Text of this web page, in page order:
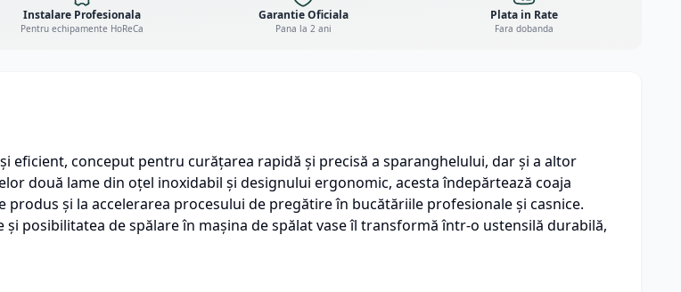
Instalare Profesionala
Pentru echipamente HoReCa
Garantie Oficiala
Pana la 2 ani
Plata in Rate
Fara dobanda
eficient, conceput pentru curățarea rapidă și precisă a sparanghelului, dar și a altor
două lame din oțel inoxidabil și designului ergonomic, acesta îndepărtează coaja
și la accelerarea procesului de pregătire în bucătăriile profesionale și casnice.
posibilitatea de spălare în mașina de spălat vase îl transformă într-o ustensilă durabilă,